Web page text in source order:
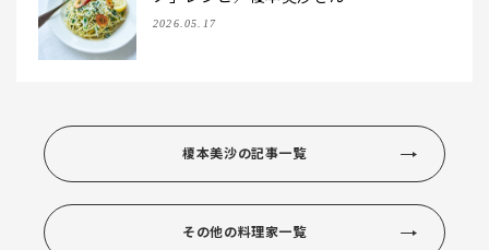
2026.05.17
榎本美沙の記事一覧
その他の料理家一覧